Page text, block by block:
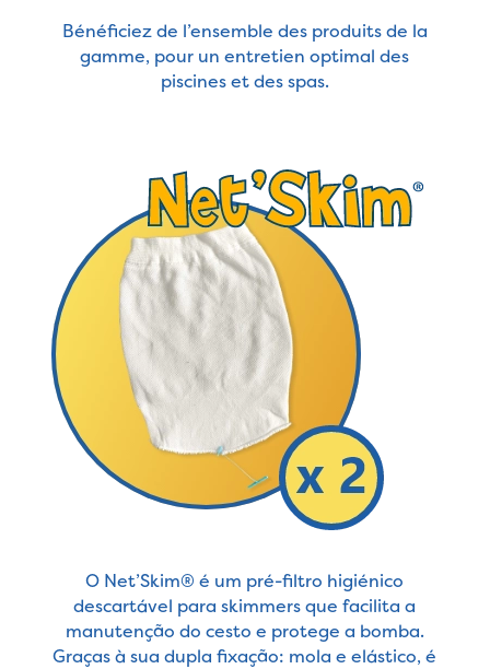
Bénéficiez de l’ensemble des produits de la
gamme, pour un entretien optimal des
piscines et des spas.
O Net’Skim® é um pré-filtro higiénico
descartável para skimmers que facilita a
manutenção do cesto e protege a bomba.
Graças à sua dupla fixação: mola e elástico, é